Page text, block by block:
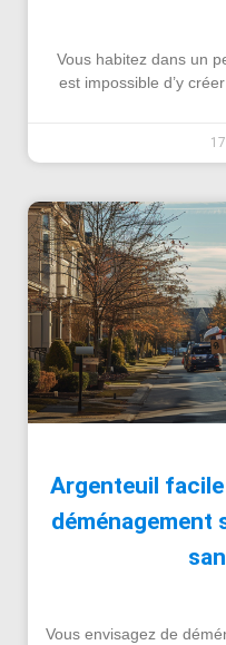
Vous habitez dans un
est impossible d’y
Argenteuil
déménagement
Vous envisagez de